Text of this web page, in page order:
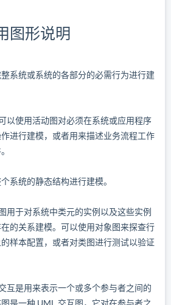
图形说明
系统或系统的各部分的必需行为进行建
以使用活动图对必须在系统或应用程序
进行建模，或者用来描述业务流程工作
系统的静态结构进行建模。
用于对系统中类元的实例以及这些实例
的关系建模。可以使用对象图来探查行
样本配置，或者对类图进行测试以验证
互是用来表示一个或多个参与者之间的
是一种 UML 交互图，它对在参与者之